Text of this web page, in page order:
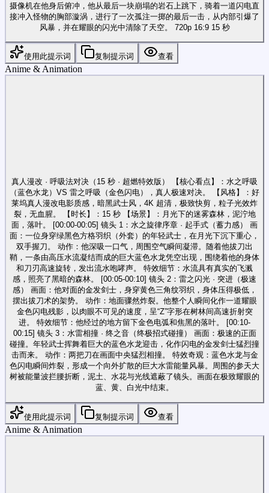
摄像机在他身后俯冲，他从最后一块崩塌的岩石上跳下，骑着一道闪电直
接冲入怪物的胸部漩涡，进行了一次孤注一掷的最后一击，从内部引爆了
风暴，并在耀眼的闪光中清除了天空。 720p 16:9 15 秒
使用此提示词 复制提示词 查看
Anime & Animation
真人漫改 · 呼吸法对决（15 秒 · 超燃特效版） 【核心看点】：水之呼吸
（蓝色水龙）VS 雷之呼吸（金色闪电），真人极速对决。 【风格】：好
莱坞真人漫改电影质感，暗黑武士风，4K 超清，极致快剪，粒子光效炸
裂，无血腥。 【时长】：15 秒 【场景】：月光下的迷雾森林，泥泞地
面，落叶。 [00:00-00:05] 镜头 1：水之旋律序章 · 起手式（蓄力感） 画
面：一位身穿绿黑色方格羽织（外套）的年轻武士，在月光下沉下重心，
双手握刀。 动作：他深吸一口气，周围空气瞬间凝滞。随着他拔刀出
鞘，一条由高压水流凝结而成的巨大蓝色水龙凭空出现，围绕着他的身体
和刀刃高速旋转，发出流水咆哮声。 特效细节：水流具有真实的飞溅
感，照亮了黑暗的森林。 [00:05-00:10] 镜头 2：雷之闪光 · 突进（极速
感） 画面：他对面的金发剑士，身穿黄色三角纹羽织，身体压得极低，
摆出拔刀术的架势。 动作：地面骤然炸裂。他整个人瞬间化作一道耀眼
金色闪电残影，以肉眼不可见的速度，呈“Z”字形在树林间高速折射突
进。 特效细节：他经过的地方留下金色电弧和焦黑的落叶。 [00:10-
00:15] 镜头 3：水雷相撞 · 终之音（终极招式碰撞） 画面：极速的正面
碰撞。年轻武士挥舞着巨大的蓝色水龙迎击，化作闪电的金发剑士猛烈撞
击而来。 动作：两把刀在画面中央猛烈相撞。 特效奇观：蓝色水龙与金
色闪电瞬间炸裂，形成一个向外扩散的巨大水雷能量风暴。周围的参天大
树被能量波拦腰折断，泥土、水花与光线遮蔽了镜头。画面在极致耀眼的
蓝、黄、白光中结束。
使用此提示词 复制提示词 查看
Anime & Animation